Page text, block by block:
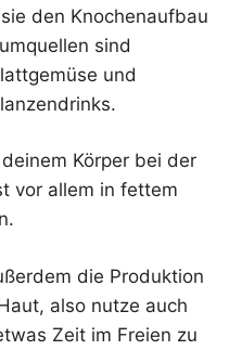
den Knochenaufbau
sind
und
Körper bei der
vor allem in fettem
die Produktion
also nutze auch
Zeit im Freien zu